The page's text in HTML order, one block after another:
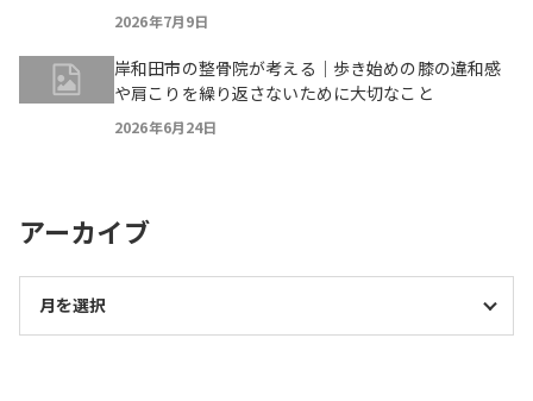
2026年7月9日
岸和田市の整骨院が考える｜歩き始めの膝の違和感
や肩こりを繰り返さないために大切なこと
2026年6月24日
アーカイブ